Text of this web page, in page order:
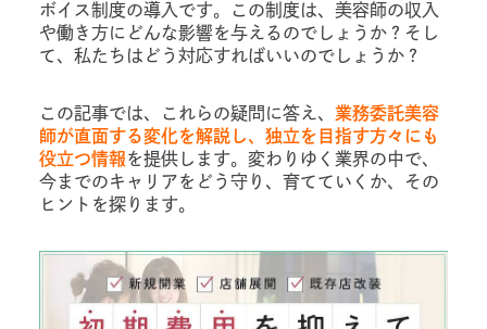
ボイス制度の導入です。この制度は、美容師の収入
や働き方にどんな影響を与えるのでしょうか？そし
て、私たちはどう対応すればいいのでしょうか？
この記事では、これらの疑問に答え、 業務委託美容
師が直面する変化を解説し、独立を目指す方々にも
役立つ情報を提供します。変わりゆく業界の中で、
今までのキャリアをどう守り、育てていくか、その
ヒントを探ります。